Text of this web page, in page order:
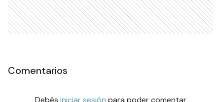
Comentarios
Debés iniciar sesión para poder comentar